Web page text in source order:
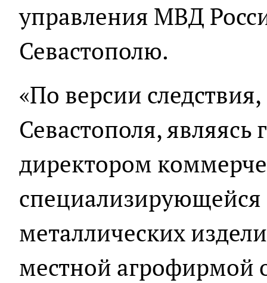
управления МВД
Севастополю.
«По версии
Севастополя,
директором
специализирующейся
металлических
местной агрофирмой